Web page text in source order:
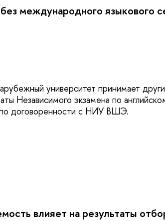
международного языкового
университет принимает
Независимого экзамена по
договоренности с НИУ ВШЭ.
влияет на результаты